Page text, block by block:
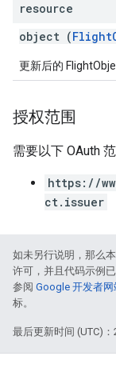
resource
object (
更新后的
授权范围
需要以下 OAuth 范
https://
ct.issuer
如未另行说明，那么
许可，并且代码示例
参阅 Google 开发者网
标。
最后更新时间 (UTC)：